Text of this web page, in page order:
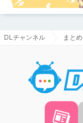
DLチャンネル まとめ